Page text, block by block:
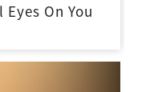
Eyes On You